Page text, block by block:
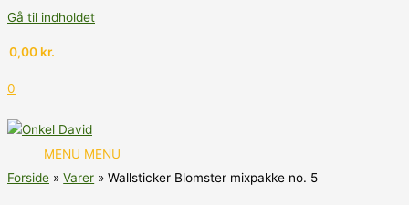
Gå til indholdet
0,00kr.
0
MENU MENU
Forside
Varer Wallsticker Blomster mixpakke no. 5